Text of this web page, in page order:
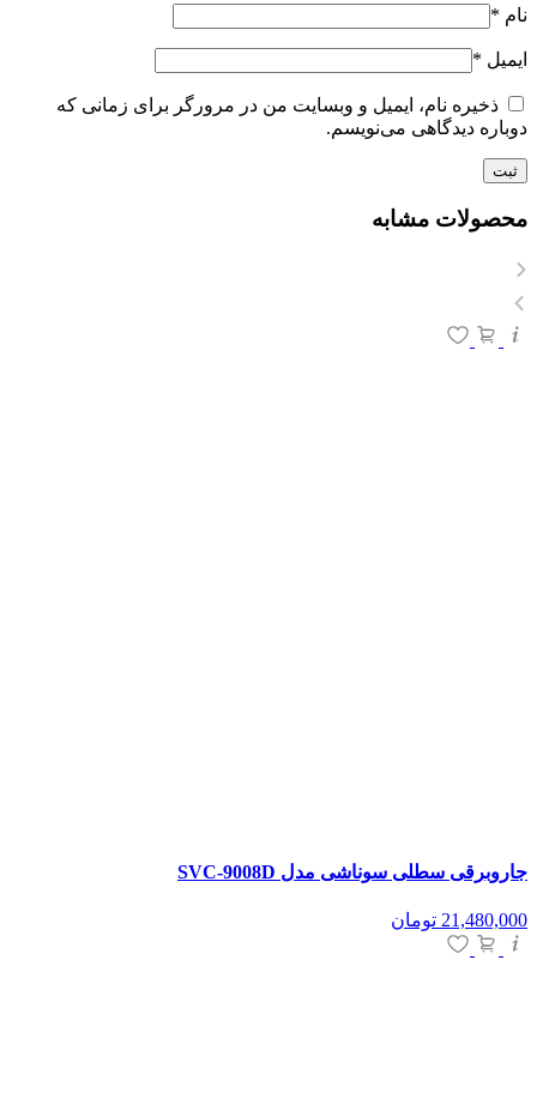
نام *
ایمیل *
ذخیره نام، ایمیل و وبسایت من در مرورگر برای زمانی که
دوباره دیدگاهی می‌نویسم.
محصولات مشابه
جاروبرقی سطلی سوناشی مدل SVC-9008D
21,480,000 تومان